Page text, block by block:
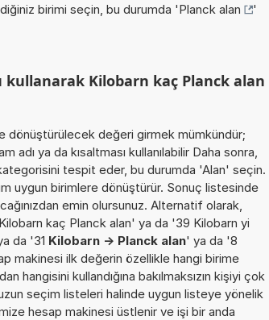
birimi seçin, bu durumda 'Planck alan
'
kullanarak Kilobarn kaç Planck alan
dönüştürülecek değeri girmek mümkündür;
ya da kısaltması kullanılabilir Daha sonra,
tespit eder, bu durumda 'Alan' seçin.
uygun birimlere dönüştürür. Sonuç listesinde
emin olursunuz. Alternatif olarak,
kaç Planck alan' ya da '39 Kilobarn yi
da '31 Kilobarn -> Planck alan' ya da '8
makinesi ilk değerin özellikle hangi birime
hangisini kullandığına bakılmaksızın kişiyi çok
seçim listeleri halinde uygun listeye yönelik
hesap makinesi üstlenir ve işi bir anda